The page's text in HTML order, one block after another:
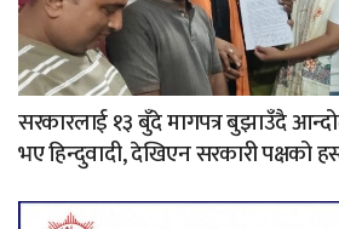
सरकारलाई १३ बुँदे मागपत्र बुझाउँदै
भए हिन्दुवादी, देखिएन सरकारी पक्षको